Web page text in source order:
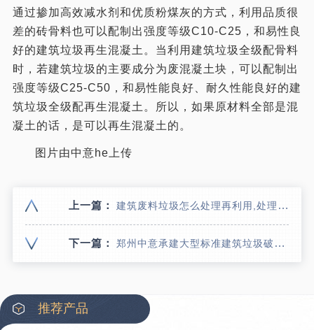
通过掺加高效减水剂和优质粉煤灰的方式，利用品质很
差的砖骨料也可以配制出强度等级C10-C25，和易性良
好的建筑垃圾再生混凝土。当利用建筑垃圾全级配骨料
时，若建筑垃圾的主要成分为废混凝土块，可以配制出
强度等级C25-C50，和易性能良好、耐久性能良好的建
筑垃圾全级配再生混凝土。所以，如果原材料全部是混
凝土的话，是可以再生混凝土的。
图片由中意he上传
上一篇： 建筑废料垃圾怎么处理再利用,处理一吨建筑废料垃圾能赚多少钱
下一篇： 郑州中意承建大型标准建筑垃圾破碎处置项目 助力陕西渭南实现建筑垃圾回收利用梦想
推荐产品